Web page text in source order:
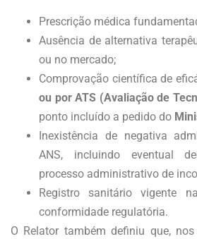
Prescrição médica
Ausência de alternativa
ou no mercado;
Comprovação científica de
ou por ATS (Avaliação de
ponto incluído a pedido do
Inexistência de negativa
ANS, incluindo eventual
processo administrativo de
Registro sanitário vigente
conformidade regulatória.
O Relator também definiu que,